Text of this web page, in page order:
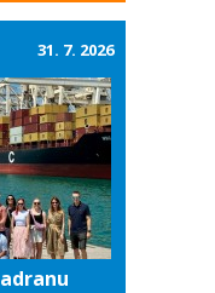
31. 7. 2026